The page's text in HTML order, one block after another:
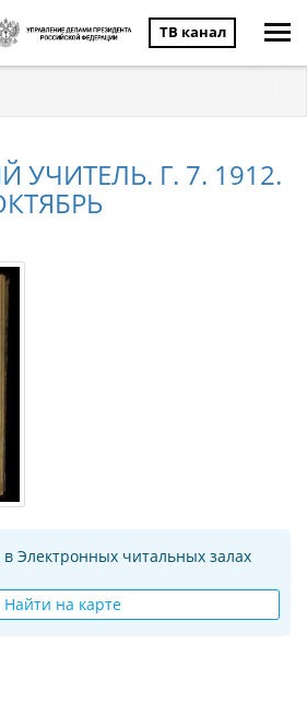
ТВ канал
УЧИТЕЛЬ. Г. 7. 1912.
в Электронных читальных залах
Найти на карте